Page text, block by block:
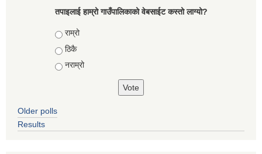
तपाइलाई हाम्रो गाउँपालिकाको वेबसाईट कस्तो लाग्यो?
Choices
राम्रो
ठिकै
नराम्रो
Older polls
Results